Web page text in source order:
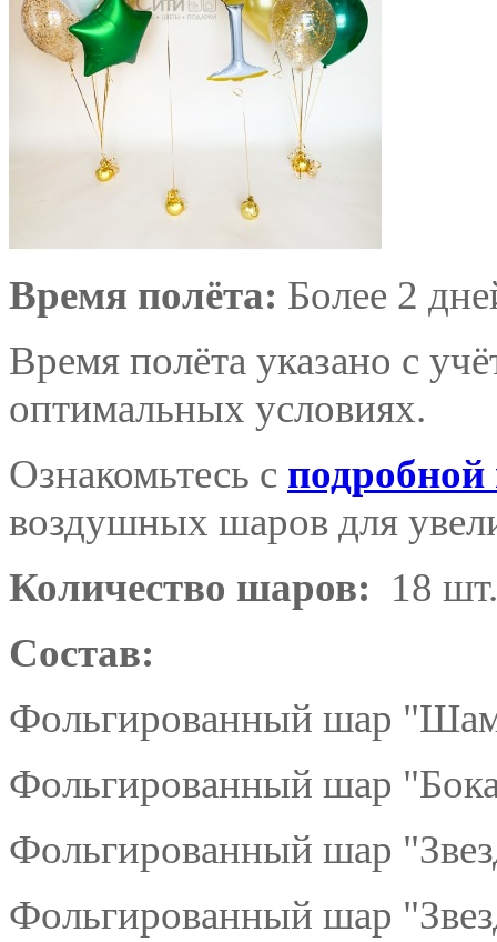
Время полёта: Более 2
Время полёта указано с
оптимальных условиях.
Ознакомьтесь с
воздушных шаров для
Количество шаров: 18 шт.
Состав:
Фольгированный шар
Фольгированный шар
Фольгированный шар
Фольгированный шар